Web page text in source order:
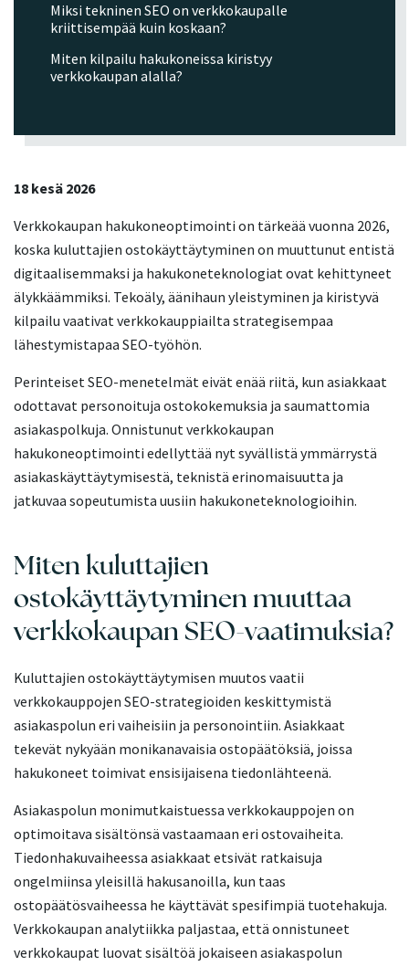
18 kesä 2026
Verkkokaupan hakukoneoptimointi on tärkeää vuonna 2026,
koska kuluttajien ostokäyttäytyminen on muuttunut entistä
digitaalisemmaksi ja hakukoneteknologiat ovat kehittyneet
älykkäämmiksi. Tekoäly, äänihaun yleistyminen ja kiristyvä
kilpailu vaativat verkkokauppiailta strategisempaa
lähestymistapaa SEO-työhön.
Perinteiset SEO-menetelmät eivät enää riitä, kun asiakkaat
odottavat personoituja ostokokemuksia ja saumattomia
asiakaspolkuja. Onnistunut verkkokaupan
hakukoneoptimointi edellyttää nyt syvällistä ymmärrystä
asiakaskäyttäytymisestä, teknistä erinomaisuutta ja
jatkuvaa sopeutumista uusiin hakukoneteknologioihin.
Miten kuluttajien
ostokäyttäytyminen muuttaa
verkkokaupan SEO-vaatimuksia?
Kuluttajien ostokäyttäytymisen muutos vaatii
verkkokauppojen SEO-strategioiden keskittymistä
asiakaspolun eri vaiheisiin ja personointiin. Asiakkaat
tekevät nykyään monikanavaisia ostopäätöksiä, joissa
hakukoneet toimivat ensisijaisena tiedonlähteenä.
Asiakaspolun monimutkaistuessa verkkokauppojen on
optimoitava sisältönsä vastaamaan eri ostovaiheita.
Tiedonhakuvaiheessa asiakkaat etsivät ratkaisuja
ongelmiinsa yleisillä hakusanoilla, kun taas
ostopäätösvaiheessa he käyttävät spesifimpiä tuotehakuja.
Verkkokaupan analytiikka paljastaa, että onnistuneet
verkkokaupat luovat sisältöä jokaiseen asiakaspolun
Miksi tekninen SEO on verkkokaupalle
kriittisempää kuin koskaan?
Miten kilpailu hakukoneissa kiristyy
verkkokaupan alalla?